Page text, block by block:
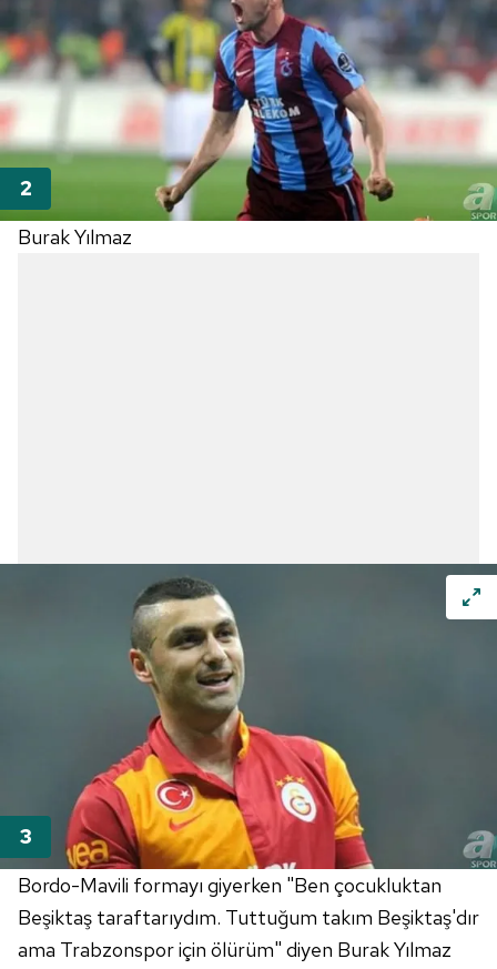
Burak Yılmaz
Bordo-Mavili formayı giyerken "Ben çocukluktan
Beşiktaş taraftarıydım. Tuttuğum takım Beşiktaş'dır
ama Trabzonspor için ölürüm" diyen Burak Yılmaz